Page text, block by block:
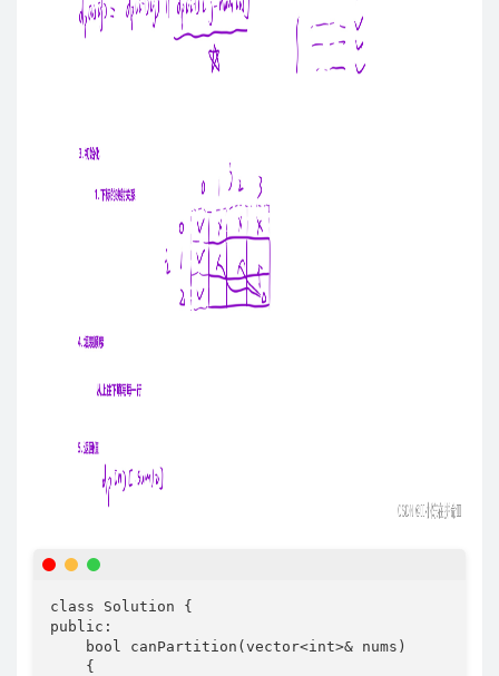
class Solution {
public:
    bool canPartition(vector<int>& nums)
    {